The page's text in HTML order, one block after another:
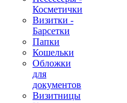
Косметички
Визитки -
Барсетки
Папки
Кошельки
Обложки
для
документов
Визитницы